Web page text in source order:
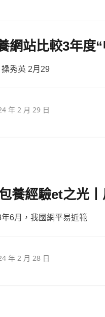
網站比較3年度
秀英 2月29
年 2 月 29 日
養經驗et之光
6月，我國網平易近範
年 2 月 28 日